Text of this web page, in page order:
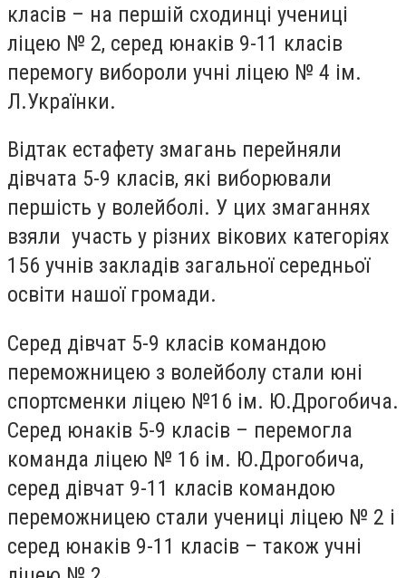
класів – на першій сходинці учениці
ліцею № 2, серед юнаків 9-11 класів
перемогу вибороли учні ліцею № 4 ім.
Л.Українки.
Відтак естафету змагань перейняли
дівчата 5-9 класів, які виборювали
першість у волейболі. У цих змаганнях
взяли участь у різних вікових категоріях
156 учнів закладів загальної середньої
освіти нашої громади.
Серед дівчат 5-9 класів командою
переможницею з волейболу стали юні
спортсменки ліцею №16 ім. Ю.Дрогобича.
Серед юнаків 5-9 класів – перемогла
команда ліцею № 16 ім. Ю.Дрогобича,
серед дівчат 9-11 класів командою
переможницею стали учениці ліцею № 2 і
серед юнаків 9-11 класів – також учні